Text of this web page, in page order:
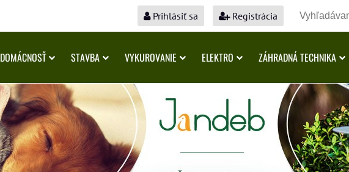
Prihlásiť sa Registrácia
DOMÁCNOSŤ STAVBA VYKUROVANIE ELEKTRO ZÁHRADNÁ TECHNIKA